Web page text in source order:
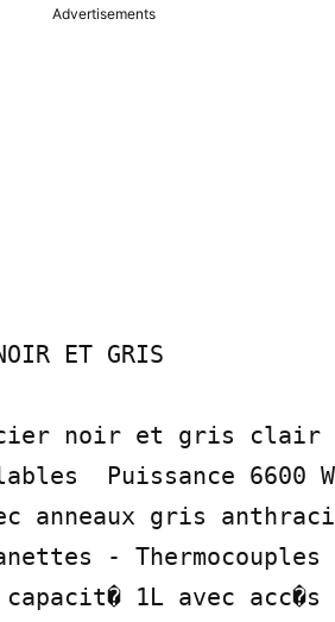
Advertisements
ET GRIS
Puissance
anneaux gris
-
1L avec acc�s